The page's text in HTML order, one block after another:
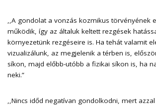
,,A gondolat a vonzás kozmikus törvényének
működik, így az általuk keltett rezgések
környezetünk rezgéseire is. Ha tehát valamit
vizualizálunk, az megjelenik a térben is,
síkon, majd előbb-utóbb a fizikai síkon is, ha
neki.”
,,Nincs időd negatívan gondolkodni, mert